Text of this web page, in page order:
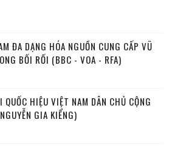
ĐA DẠNG HÓA NGUỒN CUNG CẤP VŨ
BỐI RỐI (BBC - VOA - RFA)
QUỐC HIỆU VIỆT NAM DÂN CHỦ CỘNG
GIA KIỂNG)